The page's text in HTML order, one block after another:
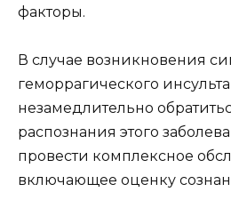
факторы.
В случае возникновения
геморрагического
незамедлительно
распознания этого
провести комплексное
включающее оценку